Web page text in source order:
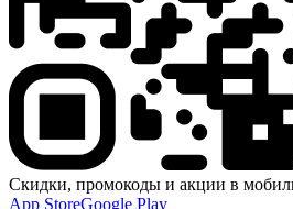
Скидки, промокоды и акции в
App StoreGoogle Play